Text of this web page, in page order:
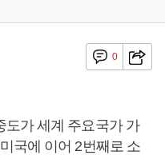
0
도가 세계 주요국가 가
국에 이어 2번째로 소